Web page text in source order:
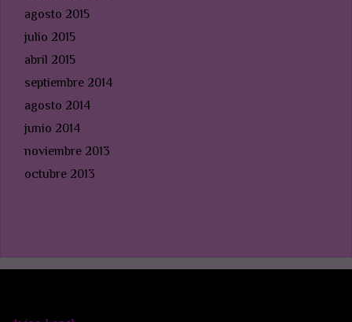
agosto 2015
julio 2015
abril 2015
septiembre 2014
agosto 2014
junio 2014
noviembre 2013
octubre 2013